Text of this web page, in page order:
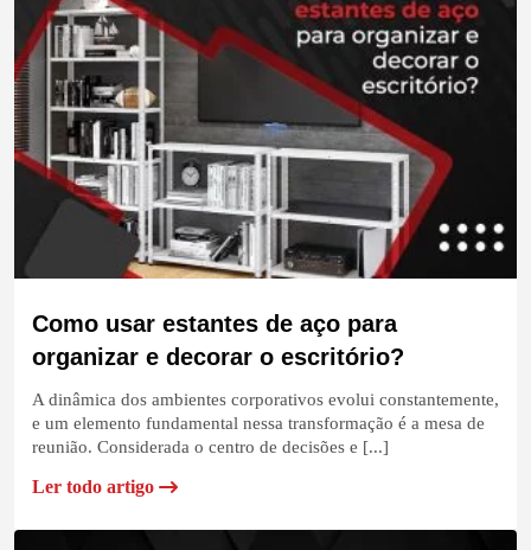
Como usar estantes de aço para
organizar e decorar o escritório?
A dinâmica dos ambientes corporativos evolui constantemente,
e um elemento fundamental nessa transformação é a mesa de
reunião. Considerada o centro de decisões e [...]
Ler todo artigo